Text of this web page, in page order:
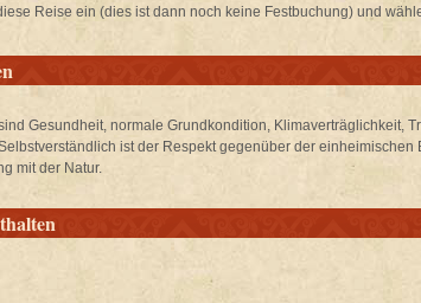
Reise ein (dies ist dann noch keine Festbuchung) und
Gesundheit, normale Grundkondition, Klimaverträglichkeit,
ist der Respekt gegenüber der
mit der Natur.